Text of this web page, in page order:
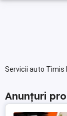
Servicii auto Timis
Anunțuri